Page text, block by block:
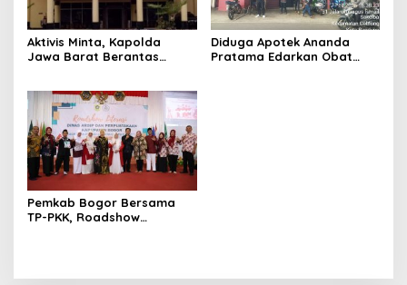
Aktivis Minta, Kapolda
Jawa Barat Berantas
Diduga Apotek Ananda
Pratama Edarkan Obat
Pemkab Bogor Bersama
TP-PKK, Roadshow